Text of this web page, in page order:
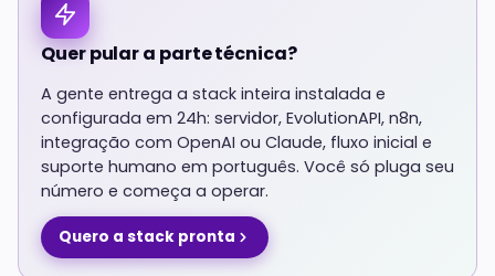
Quer pular a parte técnica?
A gente entrega a stack inteira instalada e
configurada em 24h: servidor, EvolutionAPI, n8n,
integração com OpenAI ou Claude, fluxo inicial e
suporte humano em português. Você só pluga seu
número e começa a operar.
Quero a stack pronta